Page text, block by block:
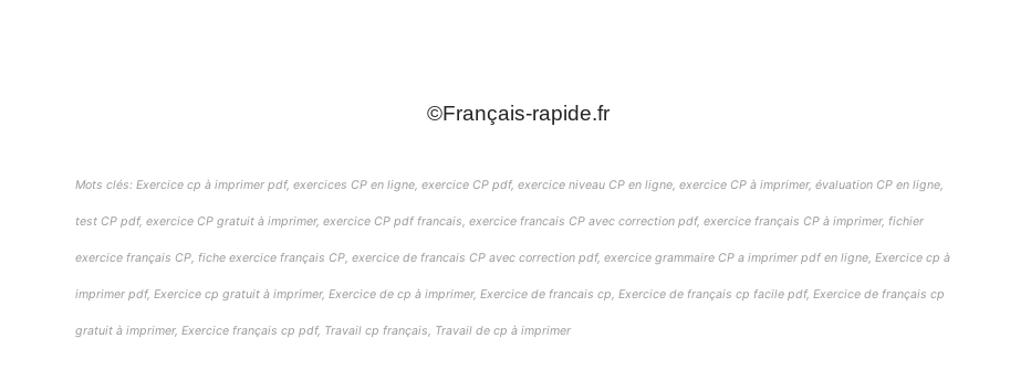
©Français-rapide.fr
Mots clés: Exercice cp à imprimer pdf, exercices CP en ligne, exercice CP pdf, exercice niveau CP en ligne, exercice CP à imprimer, évaluation CP en ligne,
test CP pdf, exercice CP gratuit à imprimer, exercice CP pdf francais, exercice francais CP avec correction pdf, exercice français CP à imprimer, fichier
exercice français CP, fiche exercice français CP, exercice de francais CP avec correction pdf, exercice grammaire CP a imprimer pdf en ligne, Exercice cp à
imprimer pdf, Exercice cp gratuit à imprimer, Exercice de cp à imprimer, Exercice de francais cp, Exercice de français cp facile pdf, Exercice de français cp
gratuit à imprimer, Exercice français cp pdf, Travail cp français, Travail de cp à imprimer